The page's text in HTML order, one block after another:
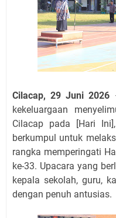
Cilacap, 29 Juni 2026
kekeluargaan
Cilacap pada [Hari Ini],
berkumpul untuk
rangka memperingati
ke-33. Upacara yang
kepala sekolah,guru,
dengan penuh antusias.